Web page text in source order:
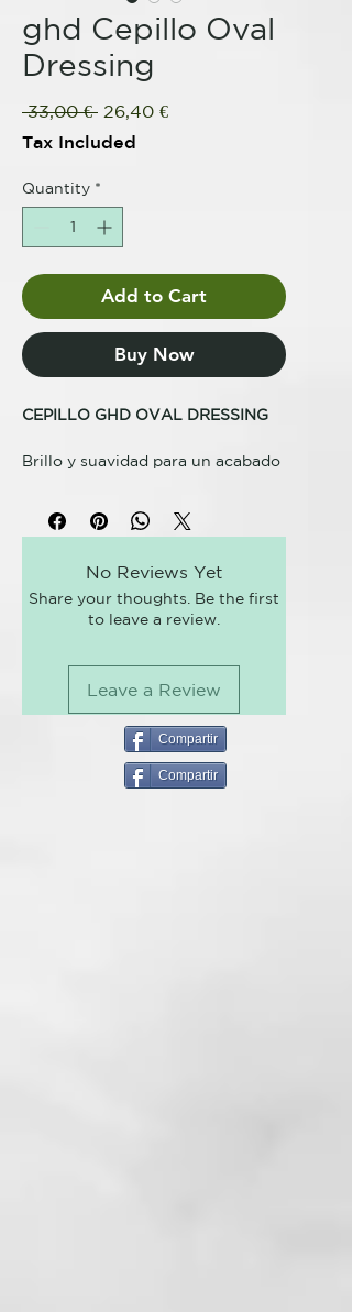
ghd Cepillo Oval
Dressing
33,00 € Regular
Price
26,40 €Sale
Tax Included
Quantity *
Add to Cart
Buy Now
CEPILLO GHD OVAL DRESSING
Brillo y suavidad para un acabado
ghd oval dressing es nuestro
para preparar el cabello más
cercano al cuero
cabelludo mientras creas
acabado ultra glamuroso.
Sus suaves cerdas de nylon
antiestáticas penetran en el
cabello más profundamente que
las naturales, por lo que
No Reviews Yet
Share your thoughts. Be the first
to leave a review.
Leave a Review
Compartir
Compartir